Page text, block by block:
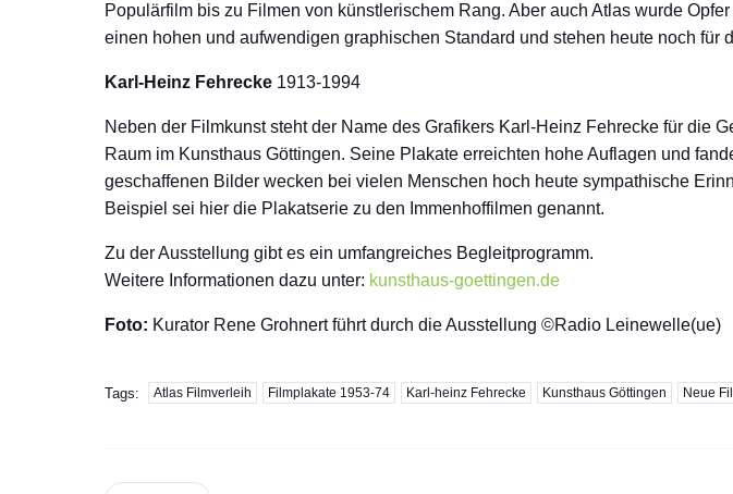
Populärfilm bis zu Filmen von künstlerischem Rang. Aber auch Atlas wurde
einen hohen und aufwendigen graphischen Standard und stehen heute noch für
Karl-Heinz Fehrecke 1913-1994
Neben der Filmkunst steht der Name des Grafikers Karl-Heinz Fehrecke für die
Raum im Kunsthaus Göttingen. Seine Plakate erreichten hohe Auflagen und
geschaffenen Bilder wecken bei vielen Menschen hoch heute sympathische
Beispiel sei hier die Plakatserie zu den Immenhoffilmen genannt.
Zu der Ausstellung gibt es ein umfangreiches Begleitprogramm.
Weitere Informationen dazu unter: kunsthaus-goettingen.de
Foto: Kurator Rene Grohnert führt durch die Ausstellung ©Radio Leinewelle(ue)
Tags: Atlas Filmverleih Filmplakate 1953-74 Karl-heinz Fehrecke Kunsthaus Göttingen Neue